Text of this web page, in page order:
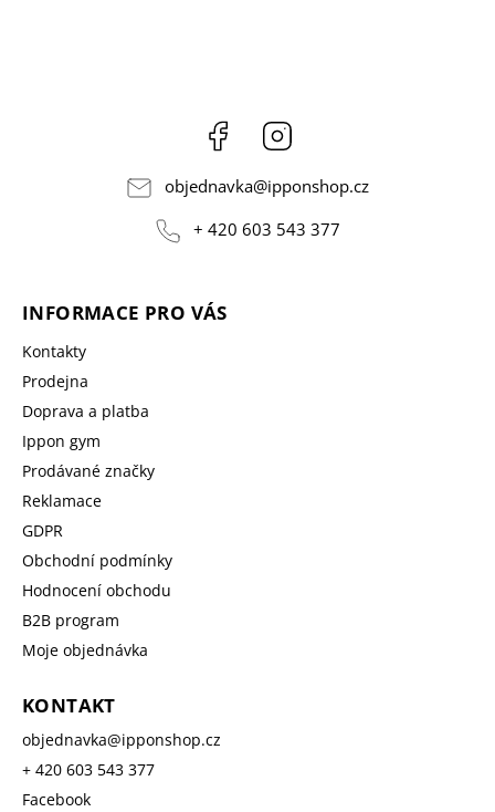
Facebook
objednavka@ipponshop.cz
+ 420 603 543 377
INFORMACE PRO VÁS
Kontakty
Prodejna
Doprava a platba
Ippon gym
Prodávané značky
Reklamace
GDPR
Obchodní podmínky
Hodnocení obchodu
B2B program
Moje objednávka
KONTAKT
objednavka@ipponshop.cz
+ 420 603 543 377
Facebook